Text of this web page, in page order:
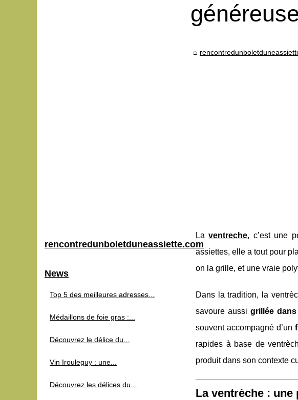
généreuse
Laventreche, c’est une
assiettes, elle a tout pour
on la grille, et une vraie
Dans la tradition, la
savoure aussigrillée
souvent accompagné d’un
rapides à base de
produit dans son contexte
La ventrèche :
rencontredunboletduneassiette.com
News
Top 5 des meilleures adresses...
Médaillons de foie gras :...
Découvrez le délice du...
Vin Irouleguy : une...
Découvrez les délices du...